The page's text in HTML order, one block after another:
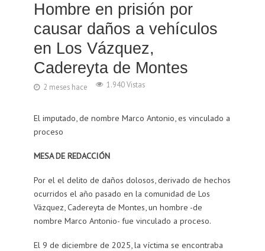
Hombre en prisión por
causar daños a vehículos
en Los Vázquez,
Cadereyta de Montes
2 meses hace 1.940 Vistas
El imputado, de nombre Marco Antonio, es vinculado a
proceso
MESA DE REDACCIÓN
Por el el delito de daños dolosos, derivado de hechos
ocurridos el año pasado en la comunidad de Los
Vázquez, Cadereyta de Montes, un hombre -de
nombre Marco Antonio- fue vinculado a proceso.
El 9 de diciembre de 2025, la víctima se encontraba